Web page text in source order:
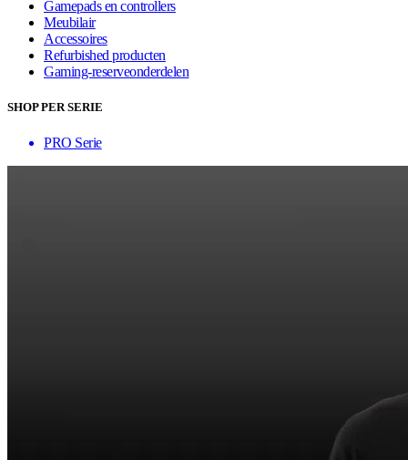
Gamepads en controllers
Meubilair
Accessoires
Refurbished producten
Gaming-reserveonderdelen
SHOP PER SERIE
PRO Serie